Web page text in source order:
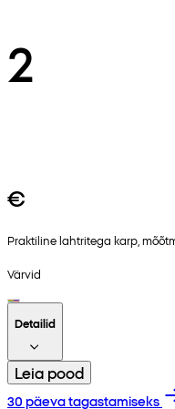
2
€
Praktiline lahtritega karp,
Värvid
Detailid
Leia pood
30 päeva tagastamiseks